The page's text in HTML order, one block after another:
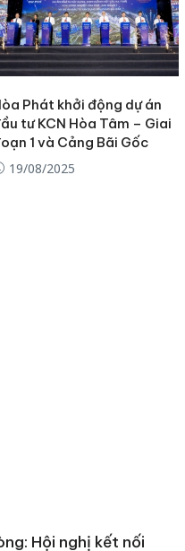
Phát khởi động dự án
tư KCN Hòa Tâm – Giai
1 và Cảng Bãi Gốc
19/08/2025
Hội nghị kết nối